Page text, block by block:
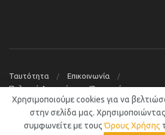
Ταυτότητα
Επικοινωνία
Πολιτική Απορρήτου – Όροι χρήσης
© 2019Νέα Μουδανιά Blog
Χρησιμοποιούμε cookies για να
στην σελίδα μας.
συμφωνείτε με τουςΌρους Χρήσης